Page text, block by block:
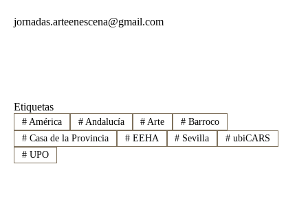
jornadas.arteenescena@gmail.com
Etiquetas
#América #Andalucía # Arte # Barroco
#Casa de la Provincia #EEHA # Sevilla # ubiCARS
#UPO